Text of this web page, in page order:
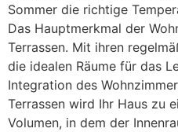
Sommer die richtige
Das Hauptmerkmal der
Terrassen. Mit ihren
die idealen Räume für das
Integration des
Terrassen wird Ihr Haus zu
Volumen, in dem der